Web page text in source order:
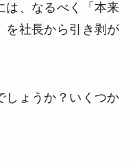
は、なるべく「本来
を社長から引き剥が
しょうか？いくつか